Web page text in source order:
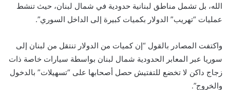
الله، بل تشمل مناطق لبنانية حدودية في شمال لبنان، حيث تنشط
عمليات “تهريب” الدولار بكميات كبيرة إلى الداخل السوري”.
واكتفت المصادر بالقول “إن كميات من الدولار تنتقل من لبنان إلى
سوريا عبر المعابر الحدودية شمال لبنان بواسطة سيارات خاصة ذات
زجاج داكن لا تخضع للتفتيش حصل أصحابها على “تسهيلات” بالدخول
والخروج”.